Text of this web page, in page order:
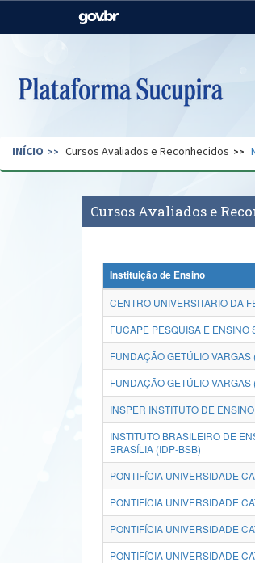
Casa Civil
Pecuária e Abastecimento
Secretaria de Governo
INÍCIO Cursos Avaliados e Reconhecidos
Cursos Avaliados e
Instituição de Ensino
CENTRO UNIVERSITARIO DA
FUCAPE PESQUISA E ENSINO
FUNDAÇÃO GETÚLIO VARGAS
FUNDAÇÃO GETÚLIO VARGAS
INSPER INSTITUTO DE
INSTITUTO BRASILEIRO DE
BRASÍLIA (IDP-BSB)
PONTIFÍCIA UNIVERSIDADE
PONTIFÍCIA UNIVERSIDADE
PONTIFÍCIA UNIVERSIDADE
PONTIFÍCIA UNIVERSIDADE